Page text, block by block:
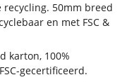
50mm breed
en met FSC &
karton, 100%
gecertificeerd.